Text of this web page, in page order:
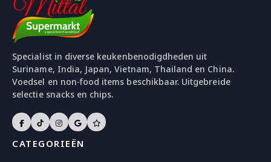
Specialist in diverse keukenbenodigdheden uit
Suriname, India, Japan, Vietnam, Thailand en China.
Voedsel en non-food items beschikbaar. Uitgebreide
selectie snacks en chips.
CATEGORIEËN